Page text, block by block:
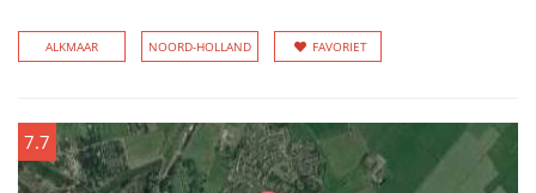
ALKMAAR NOORD-HOLLAND FAVORIET
7.7